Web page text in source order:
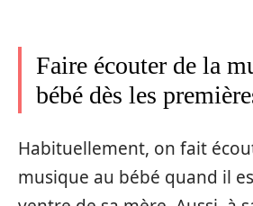
Faire écouter de la
bébé dès les
Habituellement, on fait
musique au bébé quand il